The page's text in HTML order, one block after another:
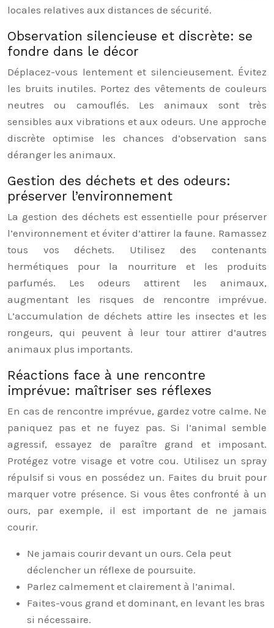
locales relatives aux distances de sécurité.
Observation silencieuse et discrète: se
fondre dans le décor
Déplacez-vous lentement et silencieusement. Évitez
les bruits inutiles. Portez des vêtements de couleurs
neutres ou camouflés. Les animaux sont très
sensibles aux vibrations et aux odeurs. Une approche
discrète optimise les chances d’observation sans
déranger les animaux.
Gestion des déchets et des odeurs:
préserver l’environnement
La gestion des déchets est essentielle pour préserver
l’environnement et éviter d’attirer la faune. Ramassez
tous vos déchets. Utilisez des contenants
hermétiques pour la nourriture et les produits
parfumés. Les odeurs attirent les animaux,
augmentant les risques de rencontre imprévue.
L’accumulation de déchets attire les insectes et les
rongeurs, qui peuvent à leur tour attirer d’autres
animaux plus importants.
Réactions face à une rencontre
imprévue: maîtriser ses réflexes
En cas de rencontre imprévue, gardez votre calme. Ne
paniquez pas et ne fuyez pas. Si l’animal semble
agressif, essayez de paraître grand et imposant.
Protégez votre visage et votre cou. Utilisez un spray
répulsif si vous en possédez un. Faites du bruit pour
marquer votre présence. Si vous êtes confronté à un
ours, par exemple, il est important de ne jamais
courir.
Ne jamais courir devant un ours. Cela peut
déclencher un réflexe de poursuite.
Parlez calmement et clairement à l’animal.
Faites-vous grand et dominant, en levant les bras
si nécessaire.